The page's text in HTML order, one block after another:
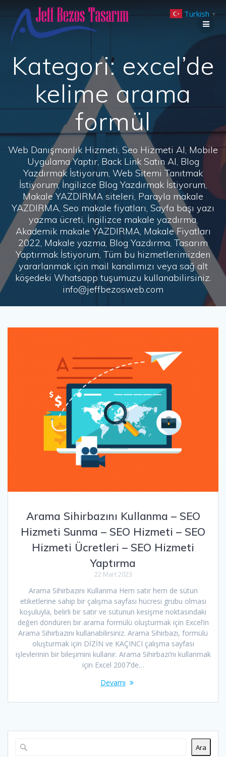
to
Kategori: excel’de
kelime arama
formül
Web Danışmanlık Hizmeti, Seo Hizmeti Al, Mobile
Uygulama Yaptır, Back Link Satın Al, Blog
Yazdırmak İstiyorum, Web Sitemi Tanıtmak
İstiyorum, İngilizce Blog Yazdırmak İstiyorum,
Makale YAZDIRMA siteleri, Parayla makale
YAZDIRMA, Seo makale fiyatları, Sayfa başı yazı
yazma ücreti, İngilizce makale yazdırma,
Akademik makale YAZDIRMA, Makale Fiyatları
2022, Makale yazma, Blog Yazdırma, Tasarım
Yaptırmak İstiyorum, Tüm bu hizmetlerimizden
yararlanmak için mail kanalımızı veya sağ alt
köşedeki Whatsapp tuşumuzu kullanabilirsiniz.
info@jeffbezosweb.com
Arama Sihirbazını Kullanma – SEO
Hizmeti Sunma – SEO Hizmeti – SEO
Hizmeti Ücretleri – SEO Hizmeti
Yaptırma
22 Mart 2023
Arama Sihirbazını Kullanma Hem satır hem de sütun
etiketlerine sahip bir çalışma sayfası hücresi grubu olması
koşuluyla, belirli bir satır ve sütunun kesişme noktasındaki
değeri döndüren bir arama formülü oluşturmak için Excel’in
Arama Sihirbazını kullanabilirsiniz. Arama Sihirbazı, formülü
oluşturmak için DİZİN ve KAÇINCI çalışma sayfası
işlevlerinin bir bileşimini kullanır. Arama Sihirbazı’nı kullanmak
için Excel 2007’de…
Devamı
Ara
Turkish ▼